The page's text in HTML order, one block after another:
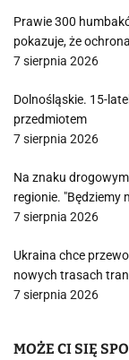
Prawie 300
pokazuje, że
7 sierpnia 2026
Dolnośląskie. 15-
przedmiotem
7 sierpnia 2026
Na znaku
regionie. "Będziemy
7 sierpnia 2026
Ukraina chce
nowych trasach
7 sierpnia 2026
MOŻE CI SIĘ